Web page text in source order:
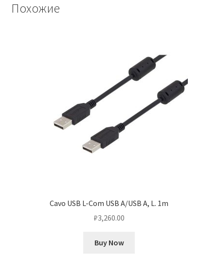
Похожие
Cavo USB L-Com USB A/USB A, L. 1m
₽3,260.00
Buy Now